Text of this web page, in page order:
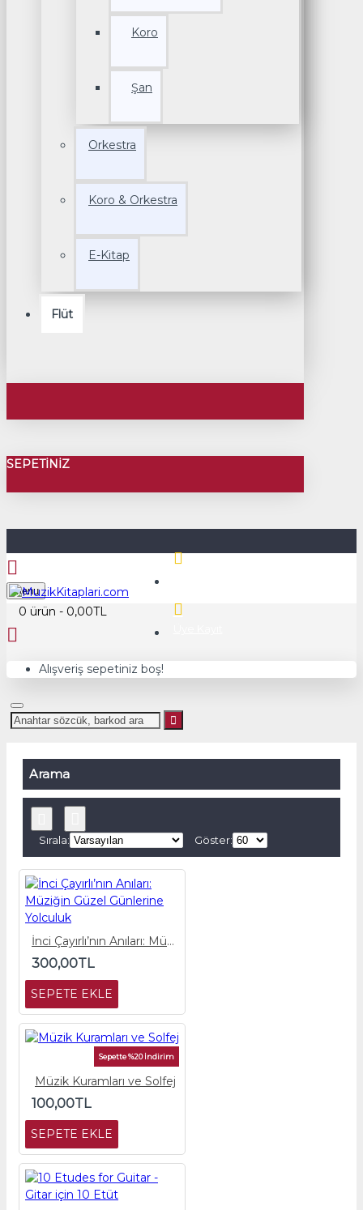
Koro
Şan
Orkestra
Koro & Orkestra
E-Kitap
Flüt
SEPETINIZ
Menu
0 ürün - 0,00TL
Alışveriş sepetiniz boş!
Arama
Sırala: Göster:
İnci Çayırlı’nın Anıları: Müziğin Güzel Günlerine Yolculuk
300,00TL
SEPETE EKLE
Sepette %20 İndirim
Müzik Kuramları ve Solfej
100,00TL
SEPETE EKLE